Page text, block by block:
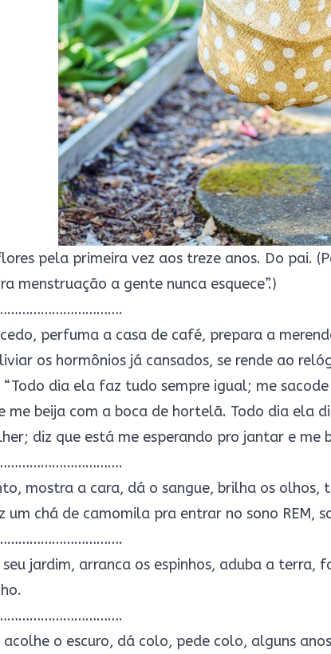
pela primeira vez aos treze anos. Do pai.
menstruação a gente nunca esquece”.)
perfuma a casa de café, prepara a
os hormônios já cansados, se rende ao
“Todo dia ela faz tudo sempre igual; me
me beija com a boca de hortelã. Todo dia ela
diz que está me esperando pro jantar e me
mostra a cara, dá o sangue, brilha os
um chá de camomila pra entrar no sono REM,
seu jardim, arranca os espinhos, aduba a terra,
acolhe o escuro, dá colo, pede colo, alguns